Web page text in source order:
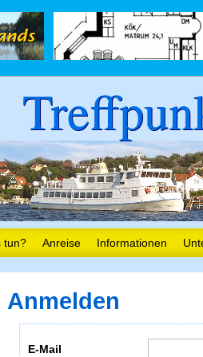
tun? Anreise Informationen
Anmelden
E-Mail